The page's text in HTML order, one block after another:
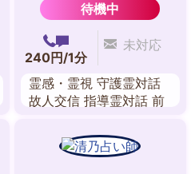
待機中
240円/1分
未対応
霊感・霊視 守護霊対話
故人交信 指導霊対話 前
ト チャネリング